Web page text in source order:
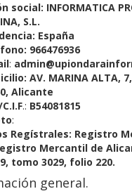
social: INFORMATICA
S.L.
España
966476936
:
AV. MARINA ALTA,
Alicante
.: B54081815
:
Regístrales: Registro
Mercantil de
tomo 3029, folio 220.
general.